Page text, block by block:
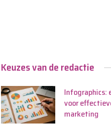
Keuzes van de redactie
Infographics:
voor
marketing